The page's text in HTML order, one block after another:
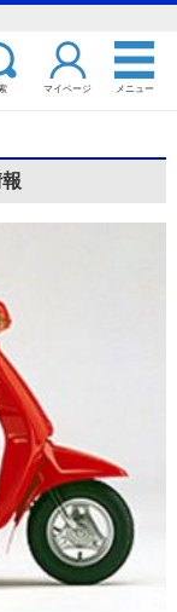
マイページ メニュー